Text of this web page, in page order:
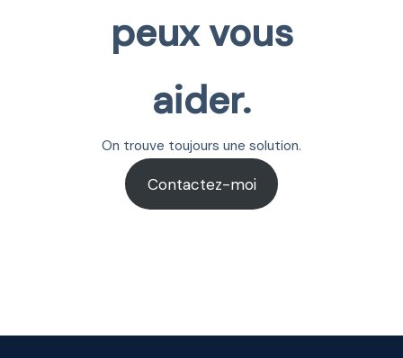
peux vous
aider.
On trouve toujours une solution.
Contactez-moi